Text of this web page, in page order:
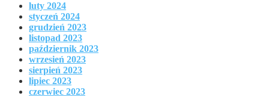
luty 2024
styczeń 2024
grudzień 2023
listopad 2023
październik 2023
wrzesień 2023
sierpień 2023
lipiec 2023
czerwiec 2023